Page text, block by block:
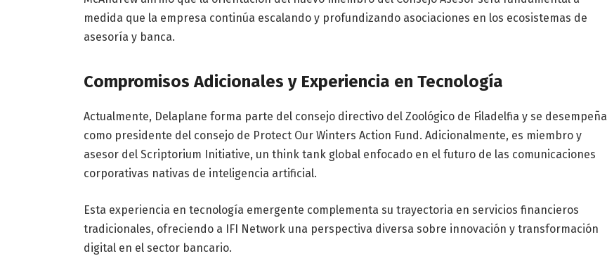
medida que la empresa continúa escalando y profundizando asociaciones en los ecosistemas de
asesoría y banca.
Compromisos Adicionales y Experiencia en Tecnología
Actualmente, Delaplane forma parte del consejo directivo del Zoológico de Filadelfia y se desempeña
como presidente del consejo de Protect Our Winters Action Fund. Adicionalmente, es miembro y
asesor del Scriptorium Initiative, un think tank global enfocado en el futuro de las comunicaciones
corporativas nativas de inteligencia artificial.
Esta experiencia en tecnología emergente complementa su trayectoria en servicios financieros
tradicionales, ofreciendo a IFI Network una perspectiva diversa sobre innovación y transformación
digital en el sector bancario.